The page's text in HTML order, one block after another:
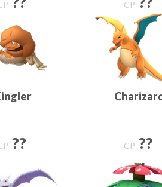
CP
?? CP ??